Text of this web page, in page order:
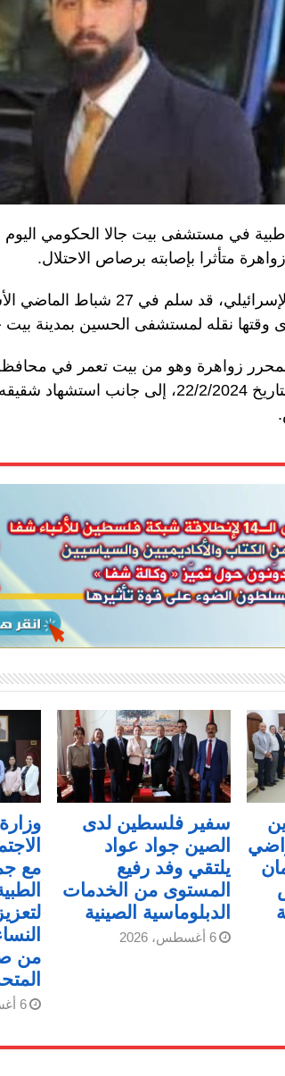
في مستشفى بيت جالا الحكومي اليوم
متأثرا بإصابته برصاص الاحتلال.
وكان جيش الاحتلال الإسرائيلي، قد
وقتها نقله لمستشفى الحسين بمدينة بيت
زواهرة وهو من بيت تعمر في
بعد إطلاق النار عليه بتاريخ 22/2/2024، إلى
سفير فلسطين لدى
الصين جواد عواد
يلتقي وفد رفيع
المستوى من الخدمات
الدبلوماسية الصينية
6 أغسطس، 2026
مع
من
6 أغسطس، 2026